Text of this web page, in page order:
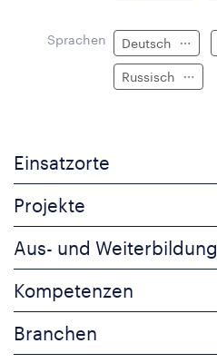
Sprachen Deutsch
Russisch
Einsatzorte
Projekte
Aus- und Weiterbildung
Kompetenzen
Branchen